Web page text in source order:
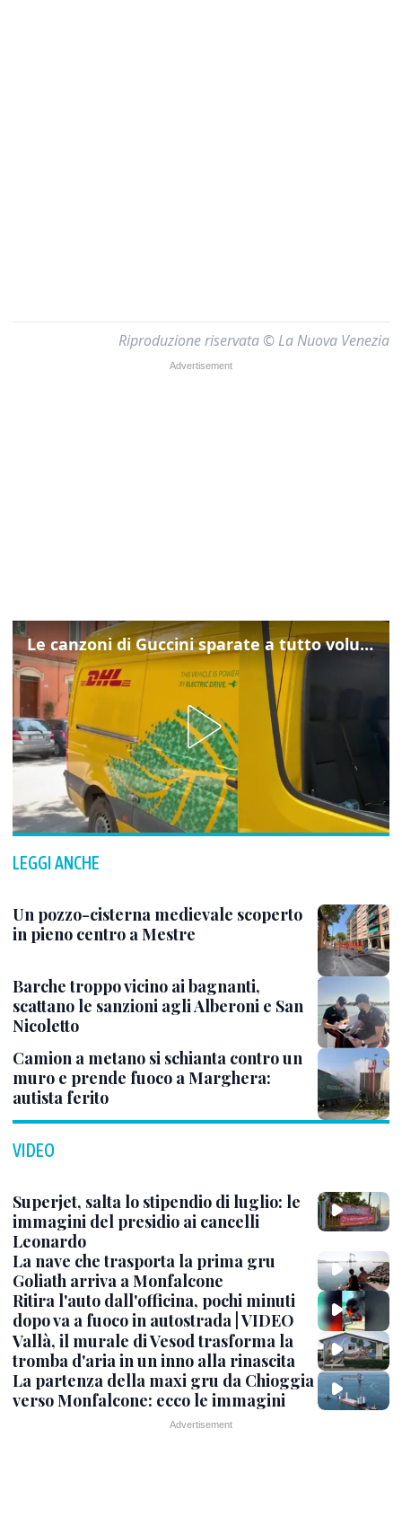
Riproduzione riservata © La Nuova Venezia
Le canzoni di Guccini sparate a tutto volume nella strada dove abitava
LEGGI ANCHE
Un pozzo-cisterna medievale scoperto
in pieno centro a Mestre
Barche troppo vicino ai bagnanti,
scattano le sanzioni agli Alberoni e San
Nicoletto
Camion a metano si schianta contro un
muro e prende fuoco a Marghera:
autista ferito
VIDEO
Superjet, salta lo stipendio di luglio: le
immagini del presidio ai cancelli
Leonardo
La nave che trasporta la prima gru
Goliath arriva a Monfalcone
Ritira l'auto dall'officina, pochi minuti
dopo va a fuoco in autostrada | VIDEO
Vallà, il murale di Vesod trasforma la
tromba d'aria in un inno alla rinascita
La partenza della maxi gru da Chioggia
verso Monfalcone: ecco le immagini